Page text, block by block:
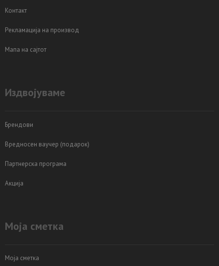
Контакт
Рекламација на производ
Мапа на сајтот
Издвојуваме
Брендови
Вредносен ваучер (подарок)
Партнерска програма
Акција
Моја сметка
Моја сметка